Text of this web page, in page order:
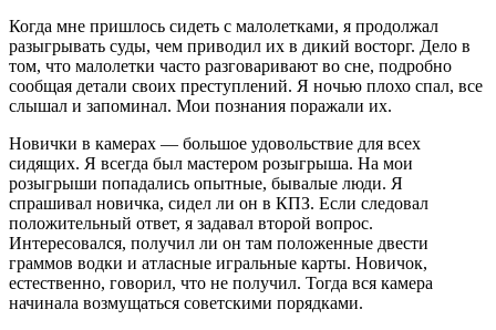
Когда мне пришлось сидеть с малолетками, я продолжал
разыгрывать суды, чем приводил их в дикий восторг. Дело в
том, что малолетки часто разговаривают во сне, подробно
сообщая детали своих преступлений. Я ночью плохо спал, все
слышал и запоминал. Мои познания поражали их.
Новички в камерах — большое удовольствие для всех
сидящих. Я всегда был мастером розыгрыша. На мои
розыгрыши попадались опытные, бывалые люди. Я
спрашивал новичка, сидел ли он в КПЗ. Если следовал
положительный ответ, я задавал второй вопрос.
Интересовался, получил ли он там положенные двести
граммов водки и атласные игральные карты. Новичок,
естественно, говорил, что не получил. Тогда вся камера
начинала возмущаться советскими порядками.